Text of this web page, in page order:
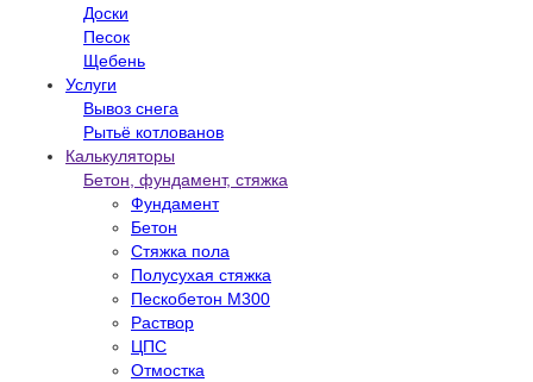
Доски
Песок
Щебень
Услуги
Вывоз снега
Рытьё котлованов
Калькуляторы
Бетон, фундамент, стяжка
Фундамент
Бетон
Стяжка пола
Полусухая стяжка
Пескобетон М300
Раствор
ЦПС
Отмостка